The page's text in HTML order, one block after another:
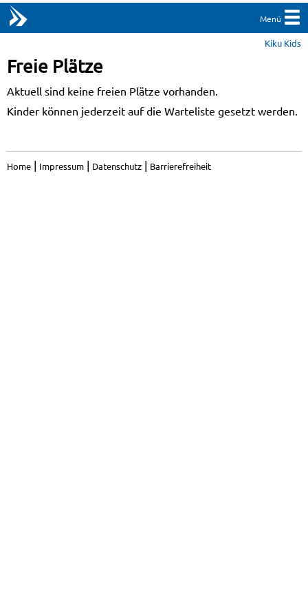
Menü
Kiku Kids
Freie Plätze
Aktuell sind keine freien Plätze vorhanden.
Kinder können jederzeit auf die Warteliste gesetzt werden.
Home | Impressum | Datenschutz | Barrierefreiheit